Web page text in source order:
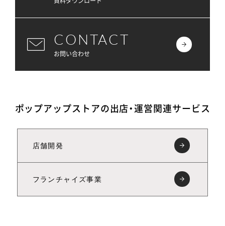
CONTACT
お問い合わせ
ポップアップストアの出店・運営関連サービス
店舗開発
フランチャイズ事業